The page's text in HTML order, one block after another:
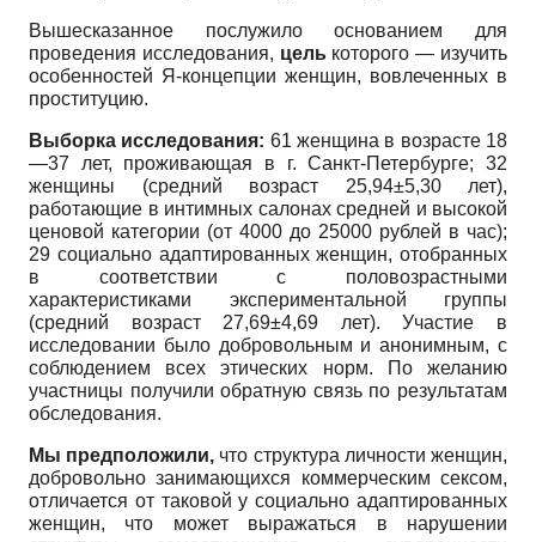
Вышесказанное послужило основанием для
проведения исследования, целькоторого — изучить
особенностей Я-концепции женщин, вовлеченных в
проституцию.
Выборка исследования: 61 женщина в возрасте 18
—37 лет, проживающая в г. Санкт-Петербурге; 32
женщины (средний возраст 25,94±5,30 лет),
работающие в интимных салонах средней и высокой
ценовой категории (от 4000 до 25000 рублей в час);
29 социально адаптированных женщин, отобранных
в соответствии с половозрастными
характеристиками экспериментальной группы
(средний возраст 27,69±4,69 лет). Участие в
исследовании было добровольным и анонимным, с
соблюдением всех этических норм. По желанию
участницы получили обратную связь по результатам
обследования.
Мы предположили, что структура личности женщин,
добровольно занимающихся коммерческим сексом,
отличается от таковой у социально адаптированных
женщин, что может выражаться в нарушении